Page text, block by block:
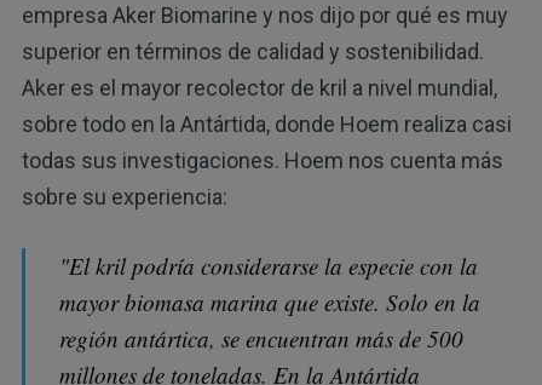
empresa Aker Biomarine y nos dijo por qué es muy
superior en términos de calidad y sostenibilidad.
Aker es el mayor recolector de kril a nivel mundial,
sobre todo en la Antártida, donde Hoem realiza casi
todas sus investigaciones. Hoem nos cuenta más
sobre su experiencia:
"El kril podría considerarse la especie con la
mayor biomasa marina que existe. Solo en la
región antártica, se encuentran más de 500
millones de toneladas. En la Antártida